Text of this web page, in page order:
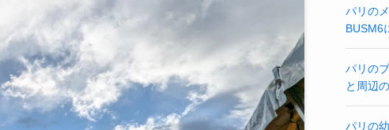
パリの
BUSM6
パリの
と周辺
パリの